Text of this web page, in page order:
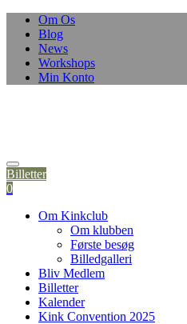
Skip
content
Om Os
Blog
News
Workshops
Min Konto
Billetter
0
Om Kinkclub
Om klubben
Første besøg
Billedgalleri
Bliv Medlem
Billetter
Kalender
Kink Convention 2025